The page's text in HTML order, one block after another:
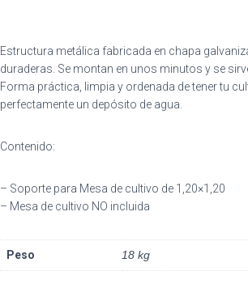
Estructura metálica fabricada en chapa
duraderas. Se montan en unos minutos y se
Forma práctica, limpia y ordenada de tener tu
perfectamente un depósito de agua.
Contenido:
– Soporte para Mesa de cultivo de 1,20×1,20
– Mesa de cultivo NO incluida
Peso 18 kg